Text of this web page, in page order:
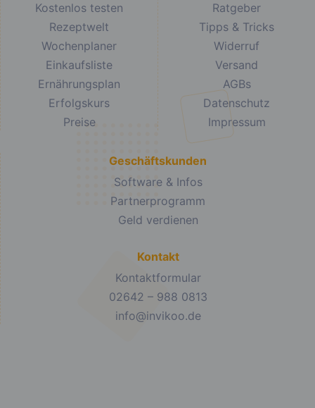
Kostenlos testen
Rezeptwelt
Wochenplaner
Einkaufsliste
Ernährungsplan
Erfolgskurs
Preise
Ratgeber
Tipps & Tricks
Widerruf
Versand
AGBs
Datenschutz
Impressum
Geschäftskunden
Software & Infos
Partnerprogramm
Geld verdienen
Kontakt
Kontaktformular
02642 – 988 0813
info@invikoo.de